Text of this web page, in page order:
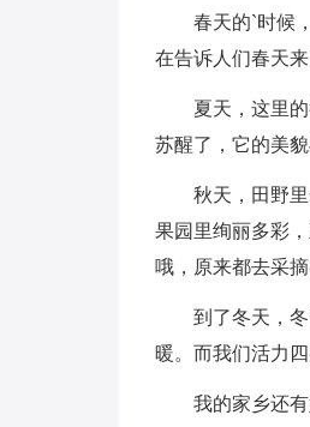
春天的`时候，
在告诉人们春天来
夏天，这里的
苏醒了，它的美
秋天，田野里金
果园里绚丽多彩
哦，原来都去采
到了冬天，冬
暖。而我们活力
我的家乡还有